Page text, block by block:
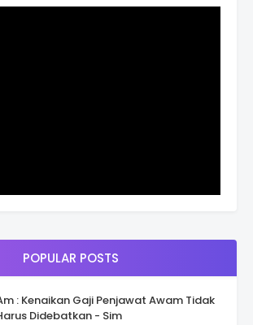
POPULAR POSTS
: Kenaikan Gaji Penjawat Awam Tidak
Didebatkan - Sim